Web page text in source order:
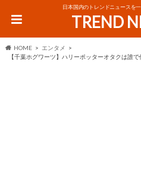
日本国内のトレンドニュースを
TREND
HOME
エンタメ
【千葉ホグワーツ】ハリーポッターオタクは誰